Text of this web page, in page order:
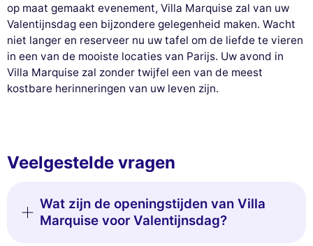
op maat gemaakt evenement, Villa Marquise zal van uw
Valentijnsdag een bijzondere gelegenheid maken. Wacht
niet langer en reserveer nu uw tafel om de liefde te vieren
in een van de mooiste locaties van Parijs. Uw avond in
Villa Marquise zal zonder twijfel een van de meest
kostbare herinneringen van uw leven zijn.
Veelgestelde vragen
Wat zijn de openingstijden van Villa
Marquise voor Valentijnsdag?